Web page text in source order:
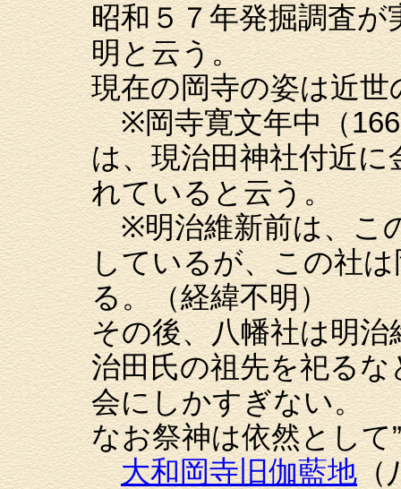
昭和５７年発掘調査
明と云う。
現在の岡寺の姿は近
※岡寺寛文年中（
は、現治田神社付近
れていると云う。
※明治維新前は、こ
しているが、この社
る。（経緯不明）
その後、八幡社は明
治田氏の祖先を祀る
会にしかすぎない。
なお祭神は依然として
大和岡寺旧伽藍地（